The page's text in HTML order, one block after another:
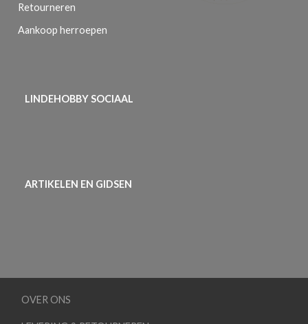
Retourneren
Aankoop herroepen
LINDEHOBBY SOCIAAL
ARTIKELEN EN GIDSEN
OVER ONS